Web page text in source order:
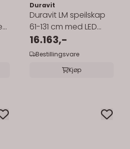
Duravit
Duravit LM speilskap
61-131 cm med LED
lysfelt øverst - "God"
16.163,-
Bestillingsvare
Kjøp